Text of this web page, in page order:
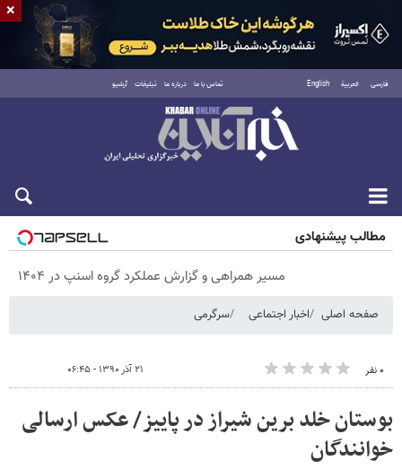
فارسی العربية English تماس با ما درباره ما تبلیغات آرشیو
جمعه ۱۶ مرداد ۱۴۰۵
مطالب پیشنهادی
مسیر همراهی و گزارش عملکرد گروه اسنپ در ۱۴۰۴
صفحه اصلی اخبار اجتماعی سرگرمی
۰ نفر ۲۱ آذر ۱۳۹۰ - ۰۶:۴۵
بوستان خلد برین شیراز در پاییز/ عکس ارسالی
خوانندگان
×